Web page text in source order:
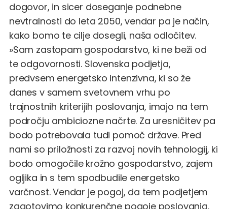
dogovor, in sicer doseganje podnebne
nevtralnosti do leta 2050, vendar pa je način,
kako bomo te cilje dosegli, naša odločitev.
»Sam zastopam gospodarstvo, ki ne beži od
te odgovornosti. Slovenska podjetja,
predvsem energetsko intenzivna, ki so že
danes v samem svetovnem vrhu po
trajnostnih kriterijih poslovanja, imajo na tem
področju ambiciozne načrte. Za uresničitev pa
bodo potrebovala tudi pomoč države. Pred
nami so priložnosti za razvoj novih tehnologij, ki
bodo omogočile krožno gospodarstvo, zajem
ogljika in s tem spodbudile energetsko
varčnost. Vendar je pogoj, da tem podjetjem
zagotovimo konkurenčne pogoje poslovanja,